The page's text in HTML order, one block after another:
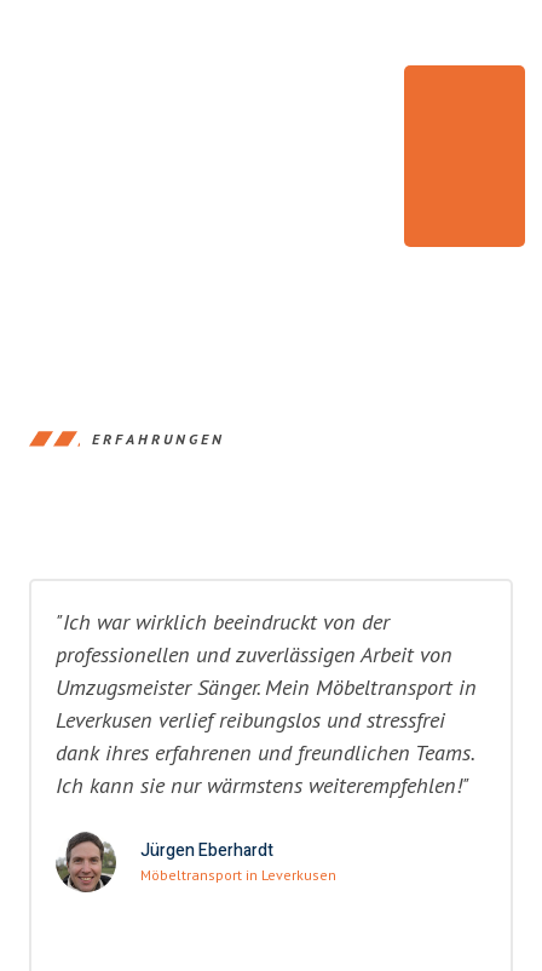
ERFAHRUNGEN
"Ich war wirklich beeindruckt von der
professionellen und zuverlässigen Arbeit von
Umzugsmeister Sänger. Mein Möbeltransport in
Leverkusen verlief reibungslos und stressfrei
dank ihres erfahrenen und freundlichen Teams.
Ich kann sie nur wärmstens weiterempfehlen!"
Jürgen Eberhardt
Möbeltransport in Leverkusen